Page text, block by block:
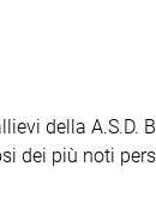
della A.S.D.
dei più noti